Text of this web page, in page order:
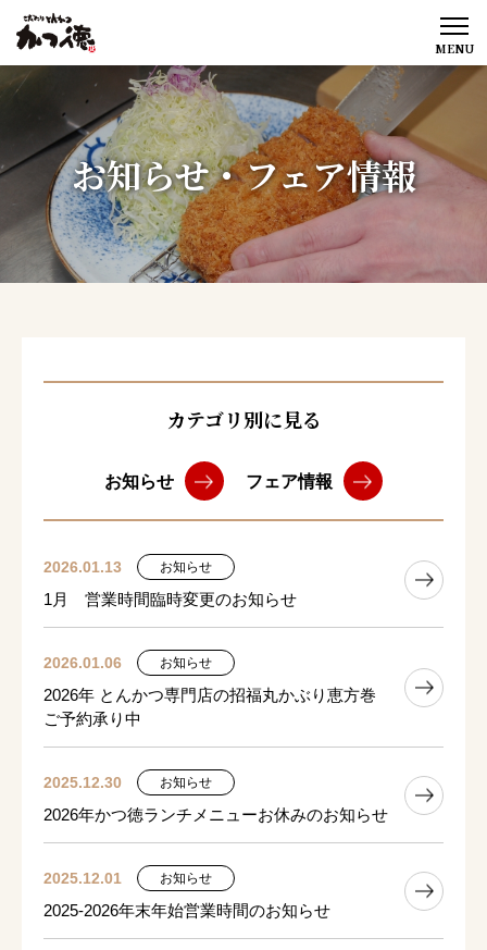
MENU
お知らせ・フェア情報
カテゴリ別に見る
お知らせ フェア情報
2026.01.13 お知らせ
1月 営業時間臨時変更のお知らせ
2026.01.06 お知らせ
2026年 とんかつ専門店の招福丸かぶり恵方巻
ご予約承り中
2025.12.30 お知らせ
2026年かつ徳ランチメニューお休みのお知らせ
2025.12.01 お知らせ
2025-2026年末年始営業時間のお知らせ